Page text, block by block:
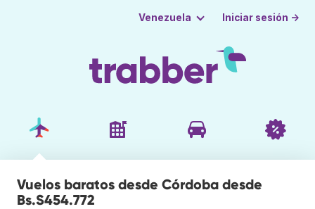
Venezuela Iniciar sesión →
Vuelos baratos desde Córdoba desde
Bs.S454.772